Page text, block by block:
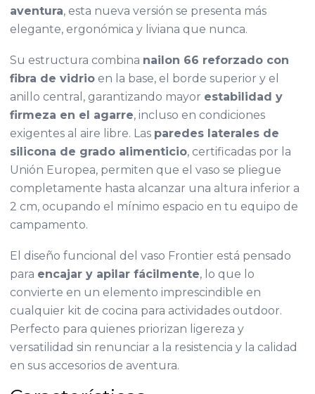
aventura, esta nueva versión se presenta más
elegante, ergonómica y liviana que nunca.
Su estructura combina nailon 66 reforzado con
fibra de vidrioen la base, el borde superior y el
anillo central, garantizando mayor estabilidad y
firmeza en el agarre, incluso en condiciones
exigentes al aire libre. Las paredes laterales de
silicona de grado alimenticio, certificadas por la
Unión Europea, permiten que el vaso se pliegue
completamente hasta alcanzar una altura inferior a
2 cm, ocupando el mínimo espacio en tu equipo de
campamento.
El diseño funcional del vaso Frontier está pensado
para encajar y apilar fácilmente, lo que lo
convierte en un elemento imprescindible en
cualquier kit de cocina para actividades outdoor.
Perfecto para quienes priorizan ligereza y
versatilidad sin renunciar a la resistencia y la calidad
en sus accesorios de aventura.